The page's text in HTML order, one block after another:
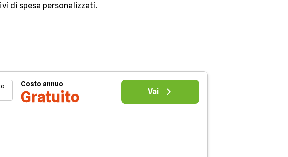
di spesa personalizzati.
Costo annuo
Gratuito Vai